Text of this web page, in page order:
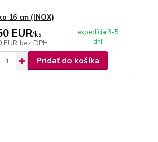
16 cm (INOX)
EUR/ks
EUR bez DPH
expedícia 3-5
dní
Pridať do košíka